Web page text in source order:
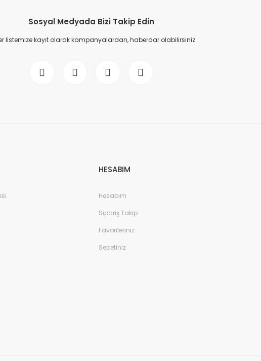
Sosyal Medyada Bizi Takip Edin
listemize kayıt olarak kampanyalardan, haberdar olabilirsiniz.
HESABIM
Hesabım
Sipariş Takip
Favorileriniz
Sepetiniz